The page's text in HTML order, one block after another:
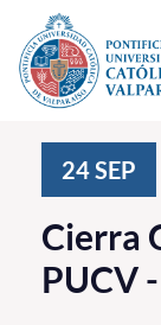
Click acá para ir
Investigación,
PUCV
Vinculación
24SEP
Cierra
PUCV